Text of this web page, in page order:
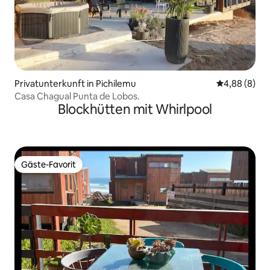
Privatunterkunft in Pichilemu
4,88 (8)
Casa Chagual Punta de Lobos.
Blockhütten mit Whirlpool
Gäste-Favorit
Gäste-Favorit